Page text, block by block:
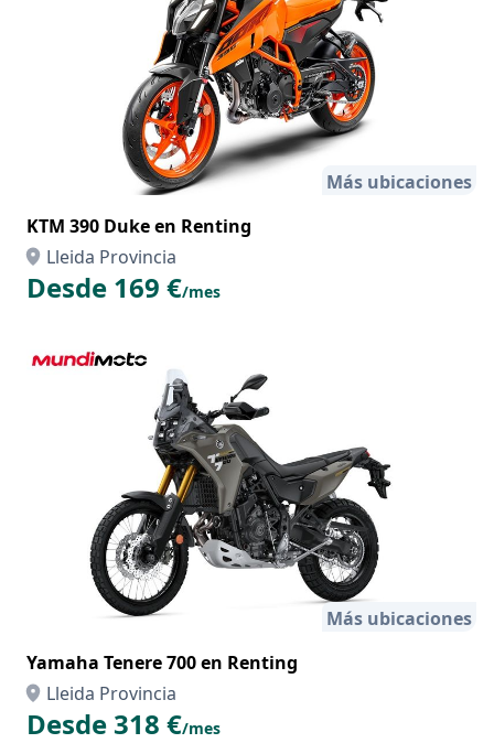
Más ubicaciones
KTM 390 Duke en Renting
Lleida Provincia
Desde 169 €/mes
Más ubicaciones
Yamaha Tenere 700 en Renting
Lleida Provincia
Desde 318 €/mes